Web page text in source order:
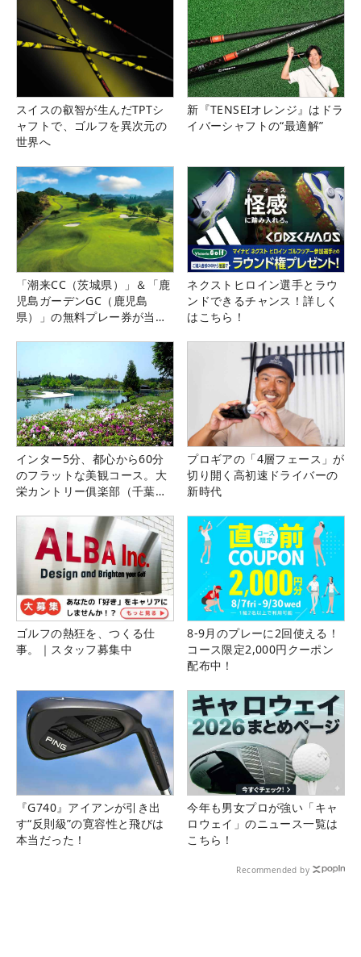
スイスの叡智が生んだTPTシ
ャフトで、ゴルフを異次元の
世界へ
新『TENSEIオレンジ』はドラ
イバーシャフトの“最適解”
「潮来CC（茨城県）」＆「鹿
児島ガーデンGC（鹿児島
県）」の無料プレー券が当た
ネクストヒロイン選手とラウ
ンドできるチャンス！詳しく
はこちら！
インター5分、都心から60分
のフラットな美観コース。大
栄カントリー俱楽部（千葉
プロギアの「4層フェース」が
切り開く高初速ドライバーの
新時代
ゴルフの熱狂を、つくる仕
事。｜スタッフ募集中
8-9月のプレーに2回使える！
コース限定2,000円クーポン
配布中！
『G740』アイアンが引き出
す“反則級”の寛容性と飛びは
本当だった！
今年も男女プロが強い「キャ
ロウェイ」のニュース一覧は
こちら！
Recommended by